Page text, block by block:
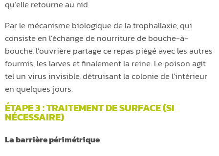
qu’elle retourne au nid.
Par le mécanisme biologique de la trophallaxie, qui
consiste en l’échange de nourriture de bouche-à-
bouche, l’ouvrière partage ce repas piégé avec les autres
fourmis, les larves et finalement la reine. Le poison agit
tel un virus invisible, détruisant la colonie de l’intérieur
en quelques jours.
ÉTAPE 3 : TRAITEMENT DE SURFACE (SI
NÉCESSAIRE)
La barrière périmétrique